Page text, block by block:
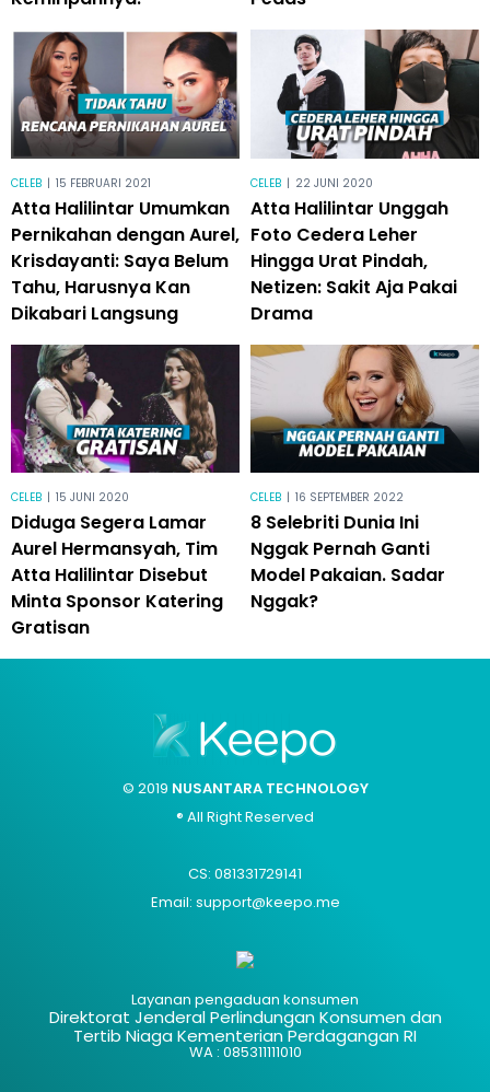
CELEB | 15 FEBRUARI 2021
Atta Halilintar Umumkan
Pernikahan dengan Aurel,
Krisdayanti: Saya Belum
Tahu, Harusnya Kan
Dikabari Langsung
CELEB | 22 JUNI 2020
Atta Halilintar Unggah
Foto Cedera Leher
Hingga Urat Pindah,
Netizen: Sakit Aja Pakai
Drama
CELEB | 15 JUNI 2020
Diduga Segera Lamar
Aurel Hermansyah, Tim
Atta Halilintar Disebut
Minta Sponsor Katering
Gratisan
CELEB | 16 SEPTEMBER 2022
8 Selebriti Dunia Ini
Nggak Pernah Ganti
Model Pakaian. Sadar
Nggak?
© 2019 NUSANTARA TECHNOLOGY
® All Right Reserved
CS: 081331729141
Email: support@keepo.me
Layanan pengaduan konsumen
Direktorat Jenderal Perlindungan Konsumen dan
Tertib Niaga Kementerian Perdagangan RI
WA : 085311111010